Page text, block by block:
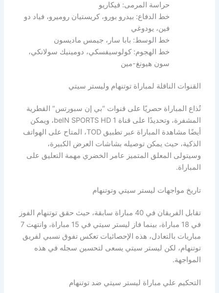
حراسة المرمى: فيكاريو
خط الدفاع: بيدرو بورو، كريستيان روميرو، فياد دو
فين، يودوغي
خط الوسط: بابا سار، جيمس ماديسون
خط الهجوم: كولوسيفسكي، دومينيك سولانكي،
سون هيونغ-مين
القنوات الناقلة لمباراة توتنهام وليستر سيتي
تُذاع المباراة حصريًا على قنوات “بي إن سبورتس” القطرية
المشفرة، وتحديدًا على قناة beIN SPORTS HD 1، ويمكن
أيضًا مشاهدة المباراة عبر تطبيق TOD، المتاح على الهواتف
الذكية، حيث يمكن توصيله بشاشات العرض الكبيرة،
وسيتولى المعلق المتميز عامر الخضري مهمة التعليق على
المباراة.
تاريخ مواجهات ليستر سيتي وتوتنهام
تقابل الفريقان في 40 مباراة سابقة، حيث حقق توتنهام الفوز
في 18 مباراة، بينما فاز ليستر سيتي في 15 مباراة، وانتهت 7
مباريات بالتعادل، هذه الإحصائيات تعكس تفوق نسبي لفريق
توتنهام، لكن ليستر سيتي يسعى لتحسين سجله في هذه
المواجهة.
التحكيم علي مباراة ليستر سيتي ضد توتنهام